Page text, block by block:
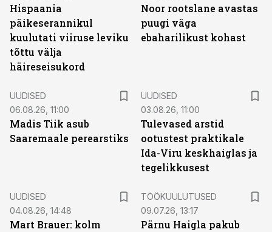
Hispaania
päikeserannikul
kuulutati viiruse leviku
tõttu välja
häireseisukord
Noor rootslane avastas
puugi väga
ebaharilikust kohast
UUDISED
06.08.26, 11:00
Madis Tiik asub
Saaremaale perearstiks
UUDISED
03.08.26, 11:00
Tulevased arstid
ootustest praktikale
Ida-Viru keskhaiglas ja
tegelikkusest
UUDISED
04.08.26, 14:48
Mart Brauer: kolm
TÖÖKUULUTUSED
09.07.26, 13:17
Pärnu Haigla pakub